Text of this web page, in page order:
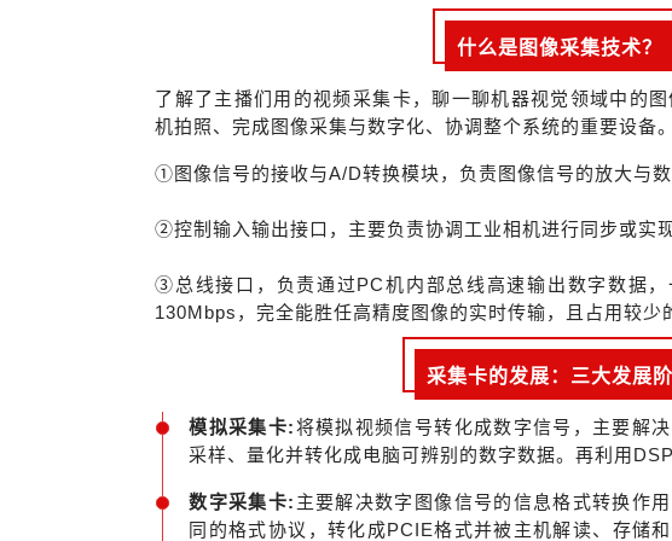
什么是图像采集技术？
了解了主播们用的视频采集卡，聊一聊机器视觉领域中的图
机拍照、完成图像采集与数字化、协调整个系统的重要设备。
①图像信号的接收与A/D转换模块，负责图像信号的放大与数
②控制输入输出接口，主要负责协调工业相机进行同步或实
③总线接口，负责通过PC机内部总线高速输出数字数据，
130Mbps ，完全能胜任高精度图像的实时传输，且占用较少
采集卡的发展：三大发展
模拟采集卡:将模拟视频信号转化成数字信号，主要解
采样、量化并转化成电脑可辨别的数字数据。再利用
数字采集卡: 主要解决数字图像信号的信息格式转换作
同的格式协议，转化成PCIE格式并被主机解读、存储